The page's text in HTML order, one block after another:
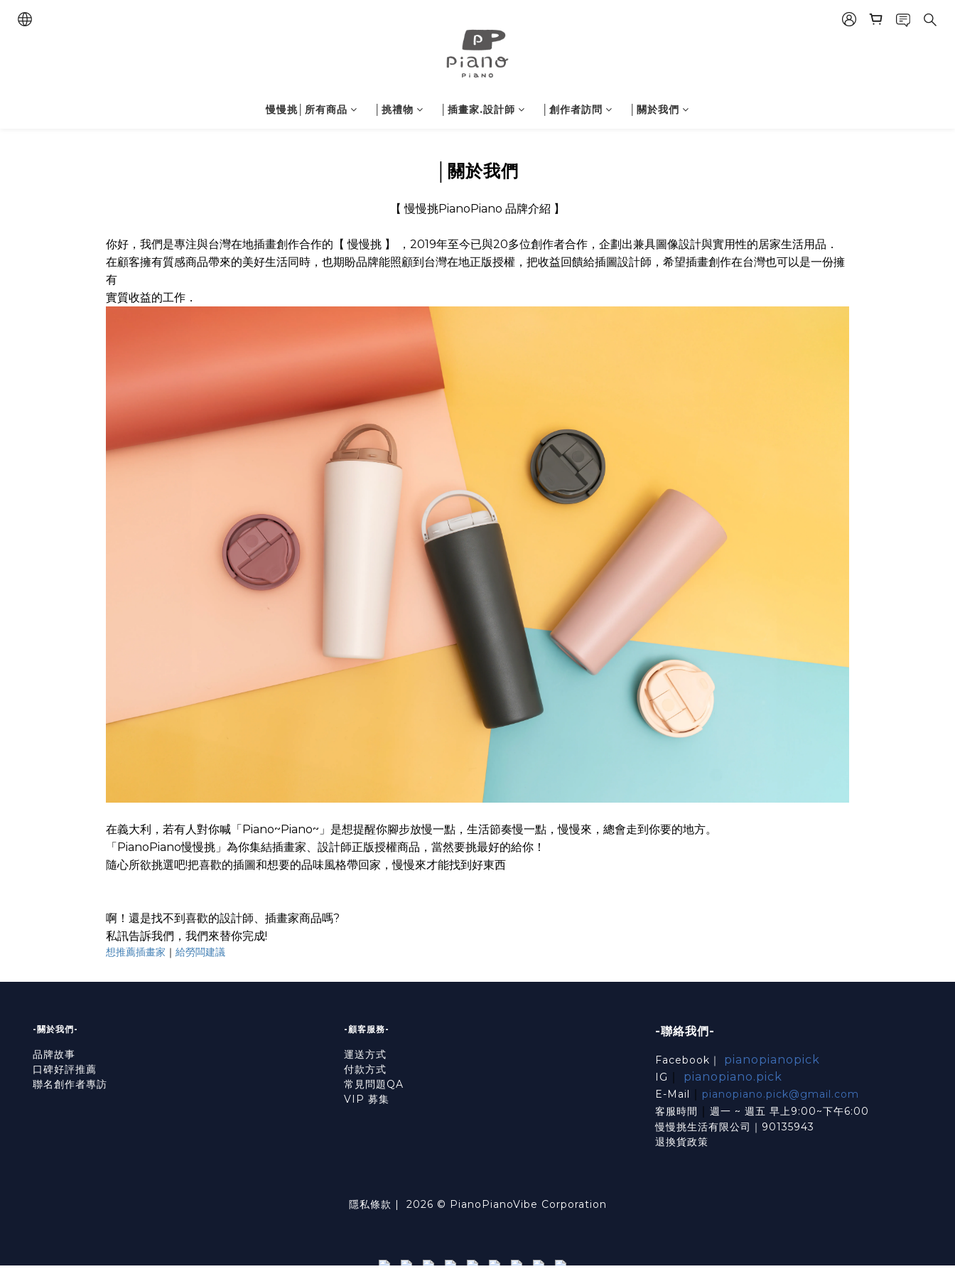
慢慢挑│所有商品 │挑禮物 │插畫家.設計師 │創作者訪問 │關於我們
│關於我們
【 慢慢挑PianoPiano 品牌介紹 】
你好，我們是專注與台灣在地插畫創作合作的【 慢慢挑 】 ，2019年至今已與20多位創作者合作，企劃出兼具圖像設計與實用性的居家生活用品．
在顧客擁有質感商品帶來的美好生活同時，也期盼品牌能照顧到台灣在地正版授權，把收益回饋給插圖設計師，希望插畫創作在台灣也可以是一份擁
有
實質收益的工作．
在義大利，若有人對你喊「Piano~Piano~」是想提醒你腳步放慢一點，生活節奏慢一點，慢慢來，總會走到你要的地方。
「PianoPiano慢慢挑」為你集結插畫家、設計師正版授權商品，當然要挑最好的給你！
隨心所欲挑選吧!把喜歡的插圖和想要的品味風格帶回家，慢慢來才能找到好東西
啊！還是找不到喜歡的設計師、插畫家商品嗎?
私訊告訴我們，我們來替你完成!
想推薦插畫家 ｜ 給勞闆建議
-關於我們-
品牌故事
口碑好評推薦
聯名創作者專訪
-顧客服務-
運送方式
付款方式
常見問題QA
VIP 募集
-聯絡我們-
Facebook｜ pianopianopick
IG ｜ pianopiano.pick
E-Mail ｜ pianopiano.pick@gmail.com
客服時間 ｜ 週一 ~ 週五 早上9:00~下午6:00
慢慢挑生活有限公司｜90135943
退換貨政策
隱私條款 | 2026 © PianoPianoVibe Corporation